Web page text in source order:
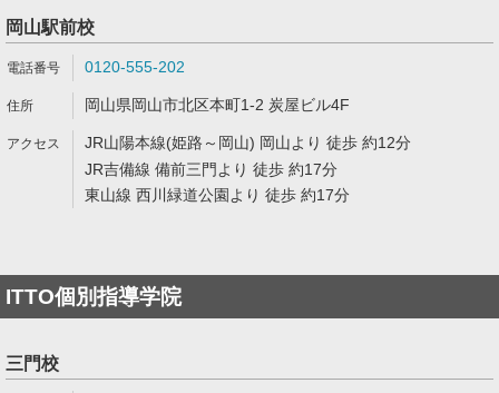
岡山駅前校
0120-555-202
岡山県岡山市北区本町1-2 炭屋ビル4F
JR山陽本線(姫路～岡山) 岡山より 徒歩 約12分
JR吉備線 備前三門より 徒歩 約17分
東山線 西川緑道公園より 徒歩 約17分
ITTO個別指導学院
三門校